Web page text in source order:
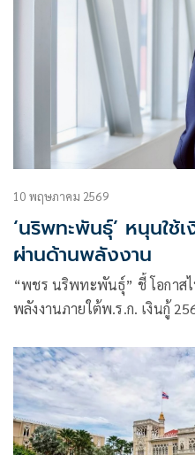
10 พฤษภาคม 2569
‘นริพทะพันธุ์’ หนุนใช้
ผ่านด้านพลังงาน
“พชร นริพทะพันธุ์” ชี้ โอกาส
พลังงานภายใต้พ.ร.ก. เงินกู้